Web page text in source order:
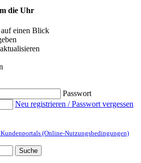
die Uhr
einen Blick
Passwort
Neu registrieren / Passwort vergessen
(Online-Nutzungsbedingungen)
Suche